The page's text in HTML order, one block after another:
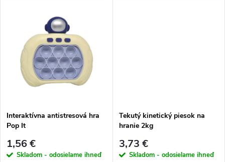
o
v
o
v
Interaktívna antistresová hra
Pop It
1,56 €
Skladom - odosielame ihneď
Tekutý kinetický piesok na
hranie 2kg
3,73 €
Skladom - odosielame ihneď